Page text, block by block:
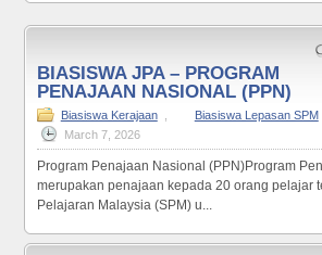
BIASISWA JPA – PROGRAM
PENAJAAN NASIONAL (PPN)
Biasiswa Kerajaan Biasiswa Lepasan SPM
March 7, 2026
Program Penajaan Nasional (PPN)Program
merupakan penajaan kepada 20 orang pelajar
Pelajaran Malaysia (SPM) u...